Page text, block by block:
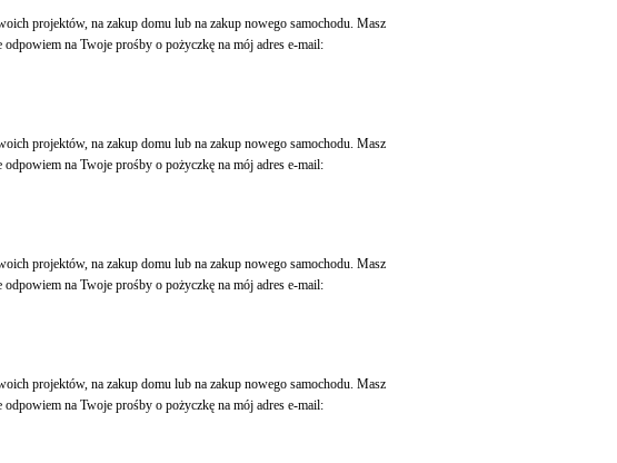
projektów, na zakup domu lub na zakup nowego samochodu. Masz
na Twoje prośby o pożyczkę na mój adres e-mail:
projektów, na zakup domu lub na zakup nowego samochodu. Masz
na Twoje prośby o pożyczkę na mój adres e-mail:
projektów, na zakup domu lub na zakup nowego samochodu. Masz
na Twoje prośby o pożyczkę na mój adres e-mail:
projektów, na zakup domu lub na zakup nowego samochodu. Masz
na Twoje prośby o pożyczkę na mój adres e-mail: